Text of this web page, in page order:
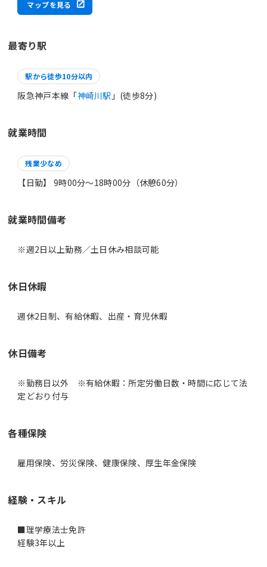
マップを見る
最寄り駅
駅から徒歩10分以内
阪急神戸本線「神崎川駅 」(徒歩8分)
就業時間
残業少なめ
【日勤】 9時00分〜18時00分（休憩60分）
就業時間備考
休日休暇
週休2日制、有給休暇、出産・育児休暇
休日備考
※勤務日以外 ※有給休暇：所定労働日数・時間に応じて法
定どおり付与
各種保険
雇用保険、労災保険、健康保険、厚生年金保険
経験・スキル
■理学療法士免許
経験3年以上